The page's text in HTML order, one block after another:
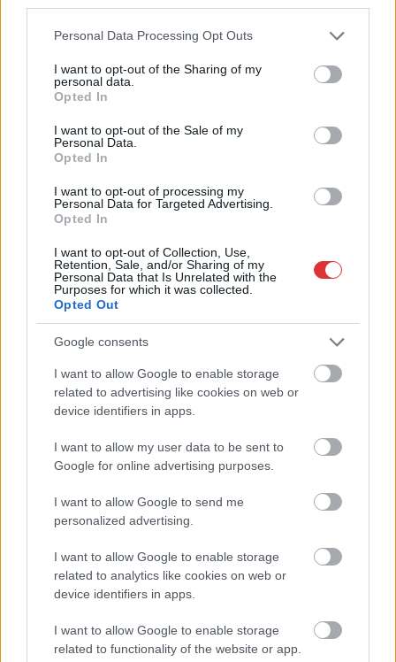
Please note that this website/app uses one or more Google
not limited to your visit or usage behaviour. You may click to
grant or deny consent to Google and its third-party tags to
use your data for below specified purposes in below Google
consent section.
Personal Data Processing Opt Outs
I want to opt-out of the Sharing of my
personal data.
Opted In
I want to opt-out of the Sale of my
Personal Data.
Opted In
I want to opt-out of processing my
Personal Data for Targeted Advertising.
Opted In
I want to opt-out of Collection, Use,
Retention, Sale, and/or Sharing of my
Personal Data that Is Unrelated with the
Purposes for which it was collected.
Opted Out
Google consents
I want to allow Google to enable storage
related to advertising like cookies on web or
device identifiers in apps.
I want to allow my user data to be sent to
Google for online advertising purposes.
I want to allow Google to send me
personalized advertising.
I want to allow Google to enable storage
related to analytics like cookies on web or
device identifiers in apps.
I want to allow Google to enable storage
related to functionality of the website or app.
Már magasabb szinten is nyomoznak Szijjártó
ez csak az egyik botrány
Problémák egész Jász-Nagykun-Szolnok megyében: egyre
több otthoni kútból fogy ki a víz
Szolnokon egy kulcsfontosságú körforgalmat részlegesen
mértékben lebénul
Elromlott a biztosítóberendezés a ceglédi vasútvonalon,
alapos késések alakultak ki a menetrendhez képest,
kimaradás is előfordult
Ön szerint hogy készül a hamisítatlan szolnoki habos isler?
Országos ellenőrzés indult a hazai akkumulátoripari
Az idei év leglassabb növekedését hozta a június a
kiskereskedelemben
Györfi Mihály több tucat vállalkozással egyeztetett a
kerékpárgyár dolgozóinak megsegítéséről
41 fok fölé forrósodott az ország, Szolnokon pedig egy másik
rekord is megdőlt
Egy telefonhívást akart, végül rendőrök vitték el a mezőtúri
A Tisza kormány minisztere újabb nagy változásokról döntött
a közoktatásban – például az iskolaigazgatók visszakapják
munkáltatói jogaikat